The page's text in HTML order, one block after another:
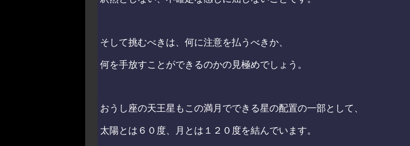
そして挑むべきは、何に注意を払うべきか、
何を手放すことができるのかの見極めでしょう。
おうし座の天王星もこの満月でできる星の配置の一部として、
太陽とは６０度、月とは１２０度を結んでいます。